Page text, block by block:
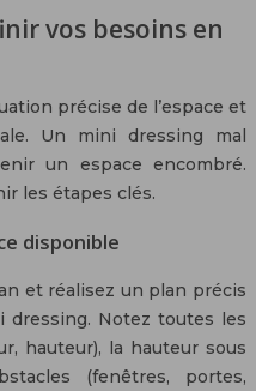
vos besoins en
précise de l’espace et
Un mini dressing mal
un espace encombré.
les étapes clés.
disponible
et réalisez un plan précis
dressing. Notez toutes les
hauteur), la hauteur sous
(fenêtres, portes,